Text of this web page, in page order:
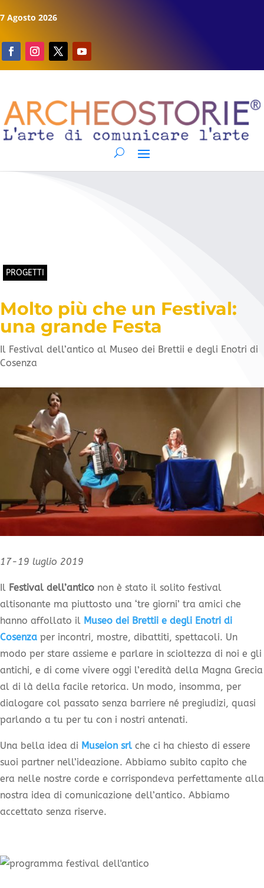
7 Agosto 2026
PROGETTI
Molto più che un Festival:
una grande Festa
Il Festival dell’antico al Museo dei Brettii e degli Enotri di
Cosenza
17-19 luglio 2019
Il Festival dell’antico non è stato il solito festival
altisonante ma piuttosto una ‘tre giorni’ tra amici che
hanno affollato il Museo dei Brettii e degli Enotri di
Cosenza per incontri, mostre, dibattiti, spettacoli. Un
modo per stare assieme e parlare in scioltezza di noi e gli
antichi, e di come vivere oggi l’eredità della Magna Grecia
al di là della facile retorica. Un modo, insomma, per
dialogare col passato senza barriere né pregiudizi, quasi
parlando a tu per tu con i nostri antenati.
Una bella idea di Museion srl che ci ha chiesto di essere
suoi partner nell’ideazione. Abbiamo subito capito che
era nelle nostre corde e corrispondeva perfettamente alla
nostra idea di comunicazione dell’antico. Abbiamo
accettato senza riserve.